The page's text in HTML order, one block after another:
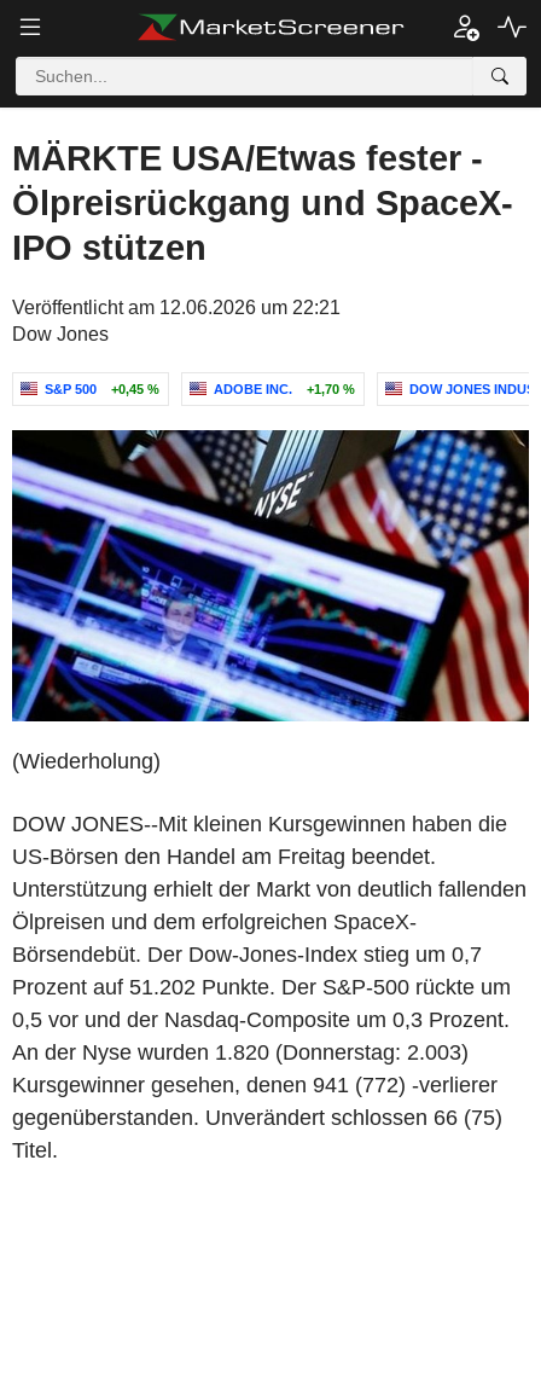
MÄRKTE USA/Etwas fester -
Ölpreisrückgang und SpaceX-
IPO stützen
Veröffentlicht am 12.06.2026 um 22:21
Dow Jones
S&P 500 +0,45 % ADOBE INC. +1,70 % DOW JONES
(Wiederholung)
DOW JONES--Mit kleinen Kursgewinnen haben die
US-Börsen den Handel am Freitag beendet.
Unterstützung erhielt der Markt von deutlich fallenden
Ölpreisen und dem erfolgreichen SpaceX-
Börsendebüt. Der Dow-Jones-Index stieg um 0,7
Prozent auf 51.202 Punkte. Der S&P-500 rückte um
0,5 vor und der Nasdaq-Composite um 0,3 Prozent.
An der Nyse wurden 1.820 (Donnerstag: 2.003)
Kursgewinner gesehen, denen 941 (772) -verlierer
gegenüberstanden. Unverändert schlossen 66 (75)
Titel.